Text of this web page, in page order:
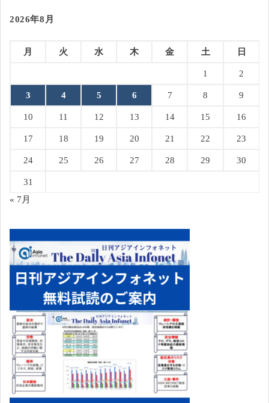
2026年8月
月 火 水 木 金 土 日
1 2
3 4 5 6 7 8 9
10 11 12 13 14 15 16
17 18 19 20 21 22 23
24 25 26 27 28 29 30
31
« 7月